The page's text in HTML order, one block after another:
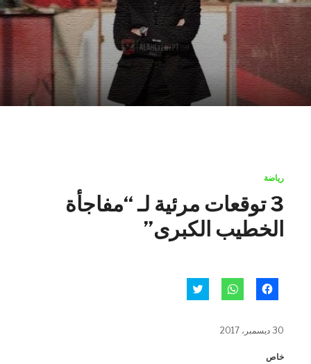
رياضة
3 توقعات مرئية لـ “مفاجأة
الخطيب الكبرى”
للمشاركة
في
للمشاركة
في 30 ديسمبر، 2017
خاص